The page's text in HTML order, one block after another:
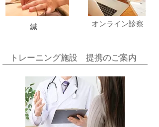
​鍼 ​オンライン診察
​トレーニング施設 提携のご案内